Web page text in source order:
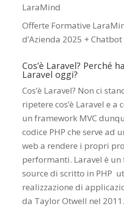
LaraMind
Offerte Formative
d’Azienda 2025 +
Cos’è Laravel? Perché
Laravel oggi?
Cos’è Laravel? Non ci
ripetere cos’è Laravel e a
un framework MVC
codice PHP che serve ad
web a rendere i propri
performanti. Laravel è
source di scritto in PHP
realizzazione di
da Taylor Otwell nel 2011.